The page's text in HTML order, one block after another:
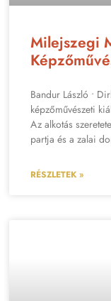
Milejszegi
Bandur László •
képzőművészeti
Az alkotás
partja és a zalai
RÉSZLETEK »